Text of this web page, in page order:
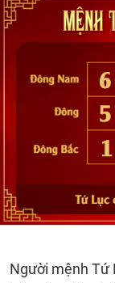
Người mệnh Tứ